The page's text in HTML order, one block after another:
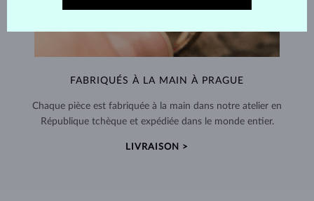
FABRIQUÉS À LA MAIN À PRAGUE
Chaque pièce est fabriquée à la main dans notre atelier en
République tchèque et expédiée dans le monde entier.
LIVRAISON >